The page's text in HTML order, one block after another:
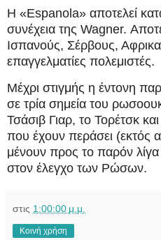
Η «Espanola» αποτελεί
συνέχεια της Wagner.
Ισπανούς, Σέρβους,
επαγγελματίες πολεμιστές.
Μέχρι στιγμής η έντονη
σε τρία σημεία του
Τσάσιβ Γιαρ, το Τορέτσκ
που έχουν περάσει (εκτός
μένουν προς το παρόν
στον έλεγχο των Ρώσων.
στις 1:00:00 μ.μ.
Κοινή χρήση